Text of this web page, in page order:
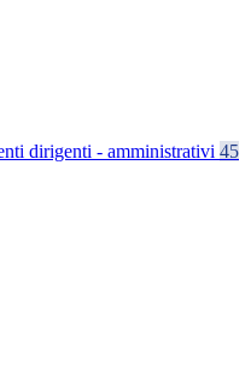
dirigenti - amministrativi 45